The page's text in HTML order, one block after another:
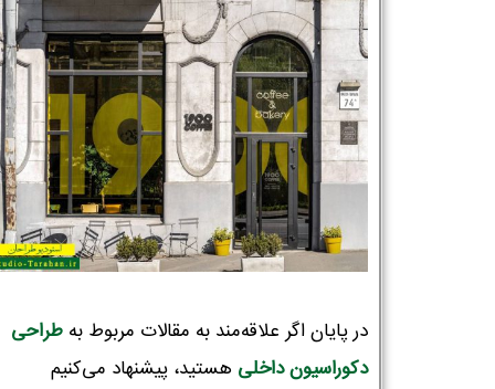
در پایان اگر علاقه‌مند به مقالات مربوط به طراحی
دکوراسیون‌ داخلی هستید، پیشنهاد می‌کنیم
نام و نام خانوادگی : *
*
شماره واتس‌اپ : *